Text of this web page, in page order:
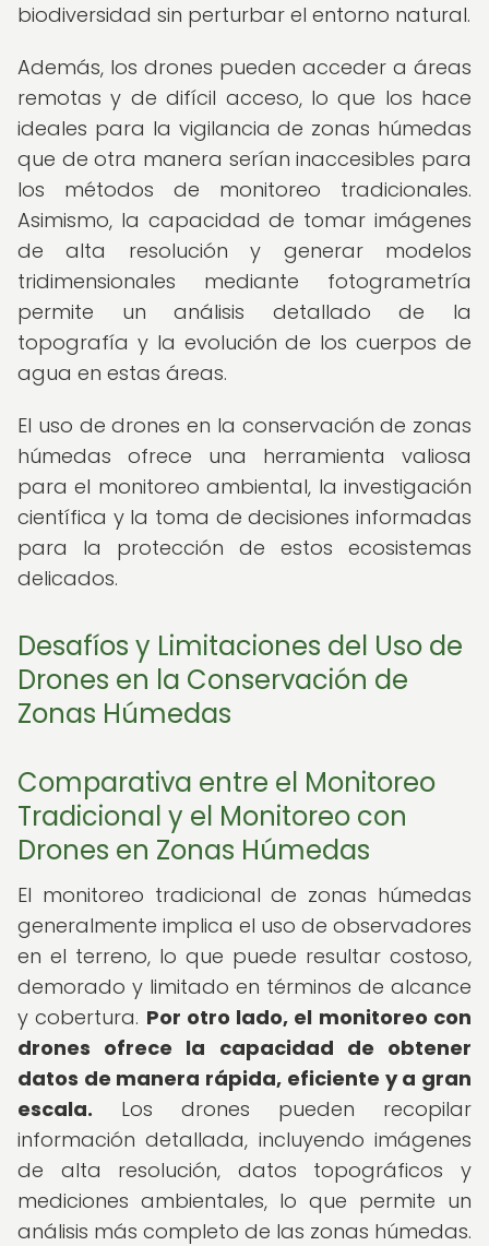
biodiversidad sin perturbar el entorno natural.
Además, los drones pueden acceder a áreas
remotas y de difícil acceso, lo que los hace
ideales para la vigilancia de zonas húmedas
que de otra manera serían inaccesibles para
los métodos de monitoreo tradicionales.
Asimismo, la capacidad de tomar imágenes
de alta resolución y generar modelos
tridimensionales mediante fotogrametría
permite un análisis detallado de la
topografía y la evolución de los cuerpos de
agua en estas áreas.
El uso de drones en la conservación de zonas
húmedas ofrece una herramienta valiosa
para el monitoreo ambiental, la investigación
científica y la toma de decisiones informadas
para la protección de estos ecosistemas
delicados.
Desafíos y Limitaciones del Uso de
Drones en la Conservación de
Zonas Húmedas
Comparativa entre el Monitoreo
Tradicional y el Monitoreo con
Drones en Zonas Húmedas
El monitoreo tradicional de zonas húmedas
generalmente implica el uso de observadores
en el terreno, lo que puede resultar costoso,
demorado y limitado en términos de alcance
y cobertura. Por otro lado, el monitoreo con
drones ofrece la capacidad de obtener
datos de manera rápida, eficiente y a gran
escala. Los drones pueden recopilar
información detallada, incluyendo imágenes
de alta resolución, datos topográficos y
mediciones ambientales, lo que permite un
análisis más completo de las zonas húmedas.